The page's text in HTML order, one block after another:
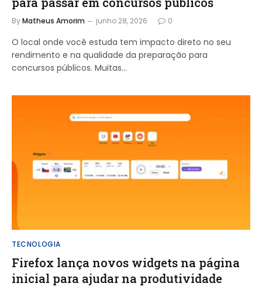
ByMatheus Amorim junho 28, 2026 0
O local onde você estuda tem impacto direto no seu
rendimento e na qualidade da preparação para
concursos públicos. Muitas…
TECNOLOGIA
Firefox lança novos widgets na página
inicial para ajudar na produtividade